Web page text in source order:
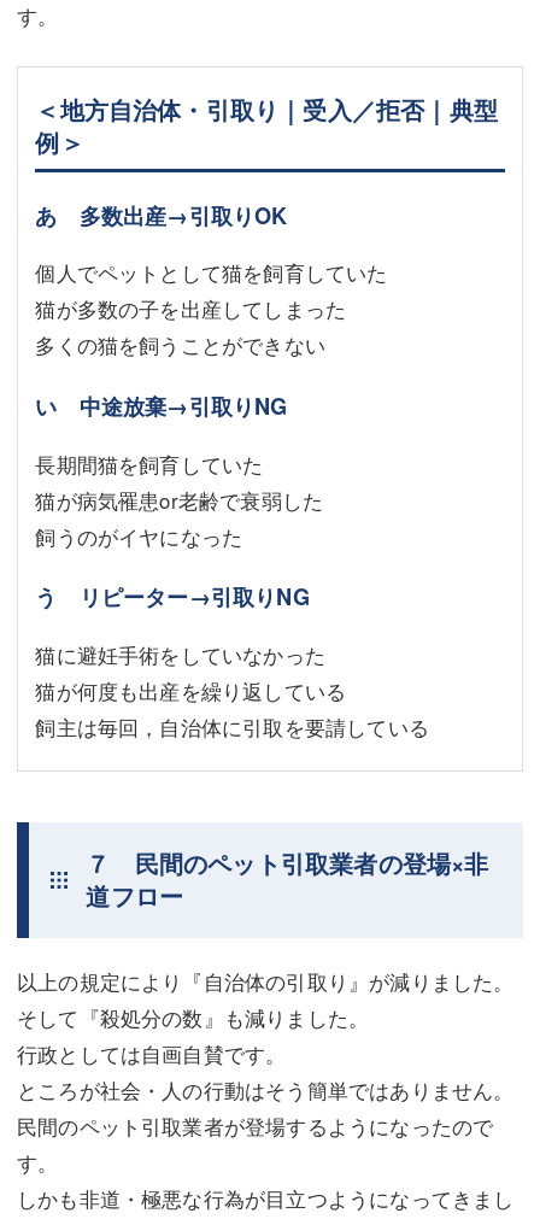
す。
＜地方自治体・引取り｜受入／拒否｜典型
例＞
あ 多数出産→引取りOK
個人でペットとして猫を飼育していた
猫が多数の子を出産してしまった
多くの猫を飼うことができない
い 中途放棄→引取りNG
長期間猫を飼育していた
猫が病気罹患or老齢で衰弱した
飼うのがイヤになった
う リピーター→引取りNG
猫に避妊手術をしていなかった
猫が何度も出産を繰り返している
飼主は毎回，自治体に引取を要請している
７ 民間のペット引取業者の登場×非
道フロー
以上の規定により『自治体の引取り』が減りました。
そして『殺処分の数』も減りました。
行政としては自画自賛です。
ところが社会・人の行動はそう簡単ではありません。
民間のペット引取業者が登場するようになったので
す。
しかも非道・極悪な行為が目立つようになってきまし